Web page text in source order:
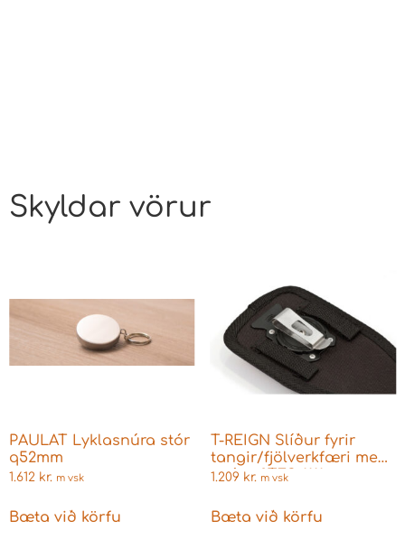
Skyldar vörur
PAULAT Lyklasnúra stór
q52mm
1.612 kr. m vsk
Bæta við körfu
T-REIGN Slíður fyrir
tangir/fjölverkfæri með
snúru 0TFS-1111
1.209 kr. m vsk
Bæta við körfu